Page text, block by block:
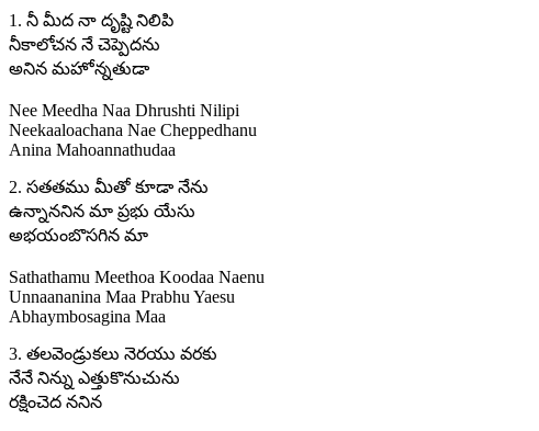
1. నీ మీద నా దృష్టి నిలిపి
నీకాలోచన నే చెప్పెదను
అనిన మహోన్నతుడా
Nee Meedha Naa Dhrushti Nilipi
Neekaaloachana Nae Cheppedhanu
Anina Mahoannathudaa
2. సతతము మీతో కూడా నేను
ఉన్నాననిన మా ప్రభు యేసు
అభయంబొసగిన మా
Sathathamu Meethoa Koodaa Naenu
Unnaananina Maa Prabhu Yaesu
Abhaymbosagina Maa
3. తలవెండ్రుకలు నెరయు వరకు
నేనే నిన్ను ఎత్తుకొనుచును
రక్షించెద ననిన